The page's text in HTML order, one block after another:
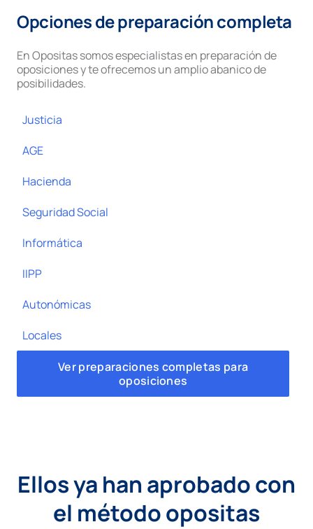
Opciones de preparación completa
En Opositas somos especialistas en preparación de
oposiciones y te ofrecemos un amplio abanico de
posibilidades.
Justicia
AGE
Hacienda
Seguridad Social
Informática
IIPP
Autonómicas
Locales
Ver preparaciones completas para
oposiciones
Ellos ya han aprobado con
el método opositas